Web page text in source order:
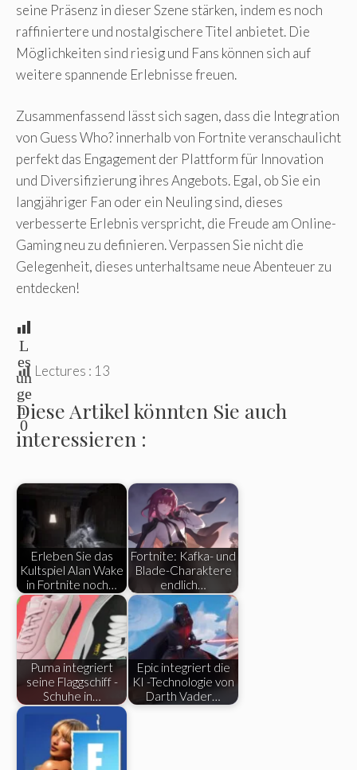
seine Präsenz in dieser Szene stärken, indem es noch
raffiniertere und nostalgischere Titel anbietet. Die
Möglichkeiten sind riesig und Fans können sich auf
weitere spannende Erlebnisse freuen.
Zusammenfassend lässt sich sagen, dass die Integration
von Guess Who? innerhalb von Fortnite veranschaulicht
perfekt das Engagement der Plattform für Innovation
und Diversifizierung ihres Angebots. Egal, ob Sie ein
langjähriger Fan oder ein Neuling sind, dieses
verbesserte Erlebnis verspricht, die Freude am Online-
Gaming neu zu definieren. Verpassen Sie nicht die
Gelegenheit, dieses unterhaltsame neue Abenteuer zu
entdecken!
L
es
un
ge
n:
0
Lectures : 13
Diese Artikel könnten Sie auch
interessieren :
Erleben Sie das
Kultspiel Alan Wake
in Fortnite noch…
Fortnite: Kafka- und
Blade-Charaktere
endlich…
Puma integriert
seine Flaggschiff -
Schuhe in…
Epic integriert die
KI -Technologie von
Darth Vader…